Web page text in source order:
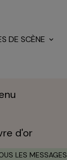
DE SCÈNE
d'or
LES MESSAGES